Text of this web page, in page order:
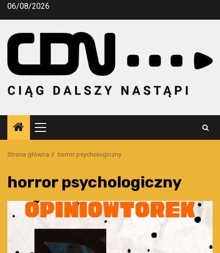
Przejdź
06/08/2026
Menu
główne
Strona główna horror psychologiczny
horror psychologiczny